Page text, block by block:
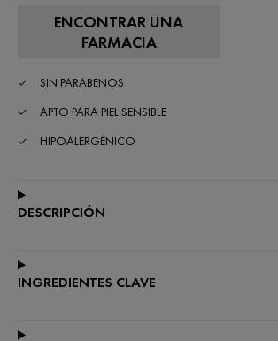
ENCONTRAR UNA
FARMACIA
SIN PARABENOS
APTO PARA PIEL SENSIBLE
HIPOALERGÉNICO
DESCRIPCIÓN
INGREDIENTES CLAVE